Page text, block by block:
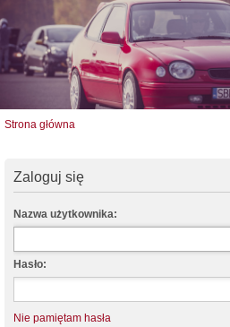
Strona główna
Zaloguj się
Nazwa użytkownika:
Hasło:
Nie pamiętam hasła